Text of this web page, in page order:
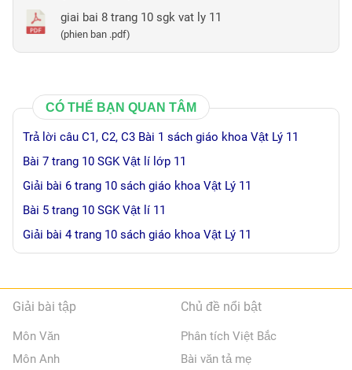
giai bai 8 trang 10 sgk vat ly 11
(phien ban .pdf)
CÓ THỂ BẠN QUAN TÂM
Trả lời câu C1, C2, C3 Bài 1 sách giáo khoa Vật Lý 11
Bài 7 trang 10 SGK Vật lí lớp 11
Giải bài 6 trang 10 sách giáo khoa Vật Lý 11
Bài 5 trang 10 SGK Vật lí 11
Giải bài 4 trang 10 sách giáo khoa Vật Lý 11
Giải bài tập
Môn Văn
Môn Anh
Chủ đề nổi bật
Phân tích Việt Bắc
Bài văn tả mẹ